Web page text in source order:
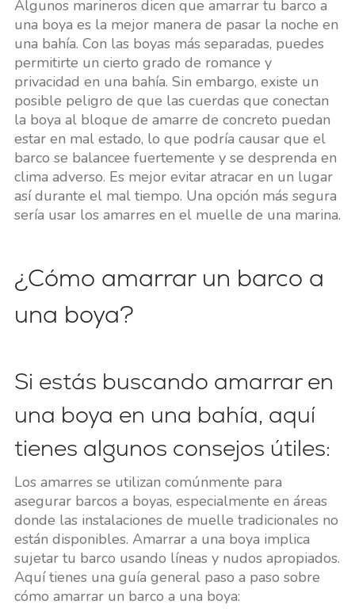
Algunos marineros dicen que amarrar tu barco a
una boya es la mejor manera de pasar la noche en
una bahía. Con las boyas más separadas, puedes
permitirte un cierto grado de romance y
privacidad en una bahía. Sin embargo, existe un
posible peligro de que las cuerdas que conectan
la boya al bloque de amarre de concreto puedan
estar en mal estado, lo que podría causar que el
barco se balancee fuertemente y se desprenda en
clima adverso. Es mejor evitar atracar en un lugar
así durante el mal tiempo. Una opción más segura
sería usar los amarres en el muelle de una marina.
¿Cómo amarrar un barco a
una boya?
Si estás buscando amarrar en
una boya en una bahía, aquí
tienes algunos consejos útiles:
Los amarres se utilizan comúnmente para
asegurar barcos a boyas, especialmente en áreas
donde las instalaciones de muelle tradicionales no
están disponibles. Amarrar a una boya implica
sujetar tu barco usando líneas y nudos apropiados.
Aquí tienes una guía general paso a paso sobre
cómo amarrar un barco a una boya: